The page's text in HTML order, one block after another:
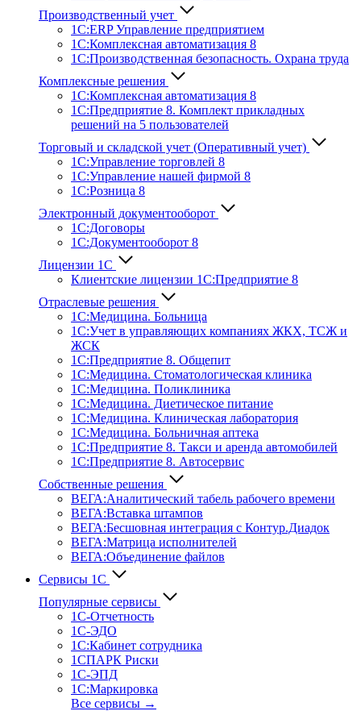
Производственный учет
1С:ERP Управление предприятием
1С:Комплексная автоматизация 8
1С:Производственная безопасность. Охрана труда
Комплексные решения
1С:Комплексная автоматизация 8
1С:Предприятие 8. Комплект прикладных
решений на 5 пользователей
Торговый и складской учет (Оперативный учет)
1С:Управление торговлей 8
1С:Управление нашей фирмой 8
1С:Розница 8
Электронный документооборот
1С:Договоры
1С:Документооборот 8
Лицензии 1С
Клиентские лицензии 1С:Предприятие 8
Отраслевые решения
1С:Медицина. Больница
1C:Учет в управляющих компаниях ЖКХ, ТСЖ и
ЖСК
1С:Предприятие 8. Общепит
1С:Медицина. Стоматологическая клиника
1С:Медицина. Поликлиника
1С:Медицина. Диетическое питание
1С:Медицина. Клиническая лаборатория
1С:Медицина. Больничная аптека
1С:Предприятие 8. Такси и аренда автомобилей
1С:Предприятие 8. Автосервис
Собственные решения
ВЕГА:Аналитичес­кий табель рабочего времени
ВЕГА:Вставка штампов
ВЕГА:Бесшовная интеграция с Контур.Диадок
ВЕГА:Матрица исполнителей
ВЕГА:Объединение файлов
Сервисы 1С
Популярные сервисы
1С-Отчет­ность
1С-ЭДО
1С:Кабинет сотрудника
1СПАРК Риски
1С-ЭПД
1С:Маркировка
Все сервисы →